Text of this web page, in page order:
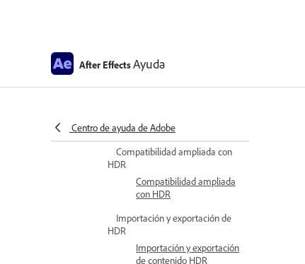
After EffectsAyuda
Centro de ayuda de Adobe
color
Gestión de color de OpenColorIO
OpenColorIO y ACES
Compatibilidad ampliada con
HDR
Compatibilidad ampliada
con HDR
Importación y exportación de
HDR
Importación y exportación
de contenido HDR